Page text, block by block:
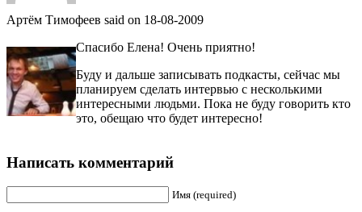
Артём Тимофеев said on 18-08-2009
Спасибо Елена! Очень приятно!
Буду и дальше записывать подкасты, сейчас мы
планируем сделать интервью с несколькими
интересными людьми. Пока не буду говорить кто
это, обещаю что будет интересно!
Написать комментарий
Имя (required)